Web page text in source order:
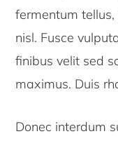
fermentum
nisl. Fusce
finibus velit sed
maximus. Duis
Donec interdum